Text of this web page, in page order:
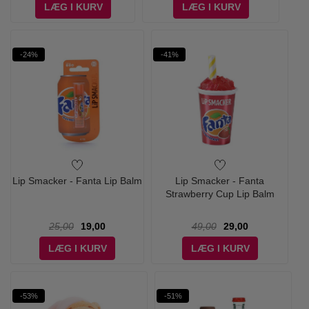
LÆG I KURV
LÆG I KURV
-24%
Lip Smacker - Fanta Lip Balm
25,00
19,00
LÆG I KURV
-41%
Lip Smacker - Fanta
Strawberry Cup Lip Balm
49,00
29,00
LÆG I KURV
-53% -51%